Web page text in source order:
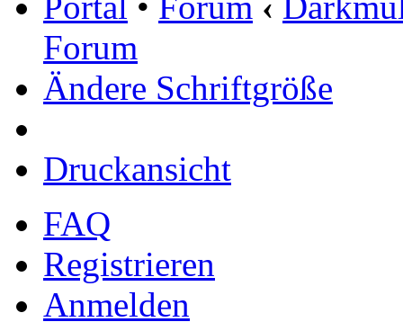
Forum
Ändere Schriftgröße
Druckansicht
FAQ
Registrieren
Anmelden